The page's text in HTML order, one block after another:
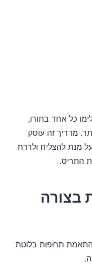
כל אחד בתורו,
מדריך זה עוסק
מנת להצליח ולרדת
התריס.
בצורה
התאמת תרופות בלוטת